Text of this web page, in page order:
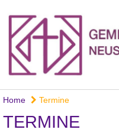
Home Termine
TERMINE